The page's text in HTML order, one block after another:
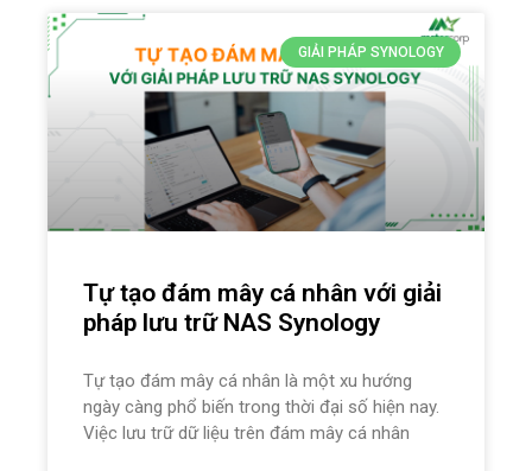
GIẢI PHÁP SYNOLOGY
Tự tạo đám mây cá nhân với giải
pháp lưu trữ NAS Synology
Tự tạo đám mây cá nhân là một xu hướng
ngày càng phổ biến trong thời đại số hiện nay.
Việc lưu trữ dữ liệu trên đám mây cá nhân